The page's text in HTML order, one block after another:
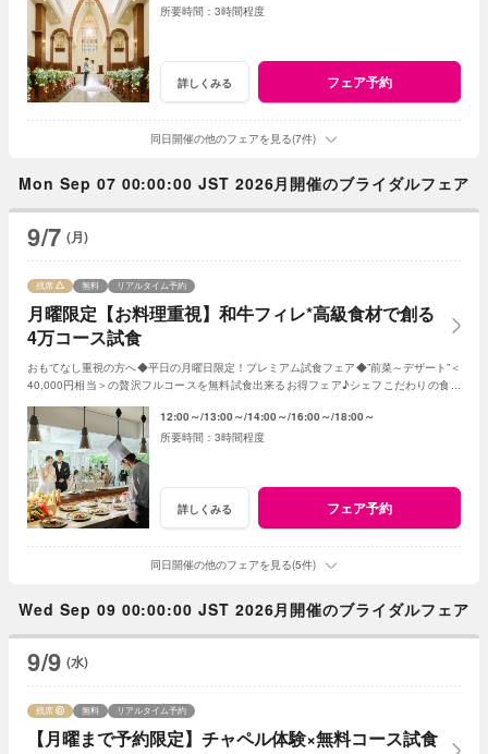
3時間程度
詳しくみる フェア予約
同日開催の他のフェアを見る(7件)
Mon Sep 07 00:00:00 JST 2026月開催のブライダルフェア
9/7 (月)
月曜限定【お料理重視】和牛フィレ*高級食材で創る
4万コース試食
残席 無料 リアルタイム予約
おもてなし重視の方へ◆平日の月曜日限定！プレミアム試食フェア◆”前菜～デザート”＜
40,000円相当＞の贅沢フルコースを無料試食出来るお得フェア♪シェフこだわりの食材
12:00～ 13:00～ 14:00～ 16:00～ 18:00～
3時間程度
詳しくみる フェア予約
同日開催の他のフェアを見る(5件)
Wed Sep 09 00:00:00 JST 2026月開催のブライダルフェア
9/9 (水)
【月曜まで予約限定】チャペル体験×無料コース試食
残席 無料 リアルタイム予約